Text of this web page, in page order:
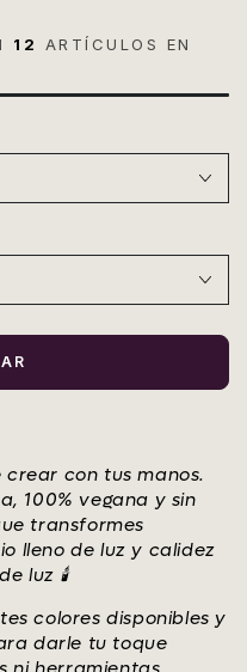
12
ARTÍCULOS EN
con tus manos.
100% vegana y sin
transformes
lleno de luz y calidez
luz 🕯️
colores disponibles y
darle tu toque